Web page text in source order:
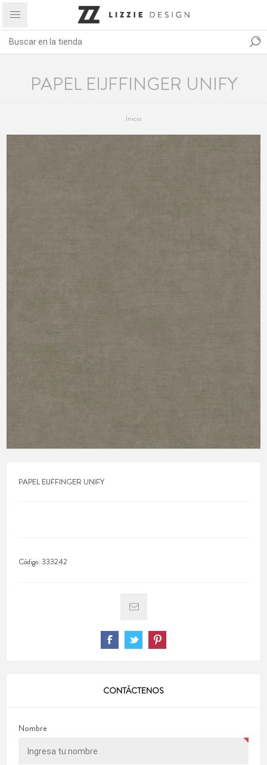
PAPEL EIJFFINGER UNIFY
Inicio
PAPEL EIJFFINGER UNIFY
Código:333242
CONTÁCTENOS
Nombre